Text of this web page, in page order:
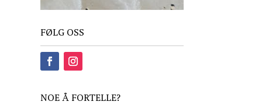
FØLG OSS
NOE Å FORTELLE?